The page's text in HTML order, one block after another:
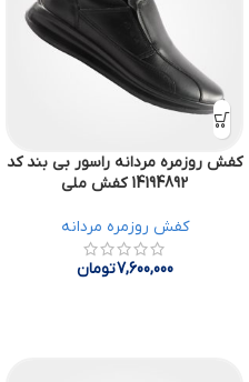
کفش روزمره مردانه راسور بی بند کد
14194892 کفش ملی
کفش روزمره مردانه
7,600,000تومان